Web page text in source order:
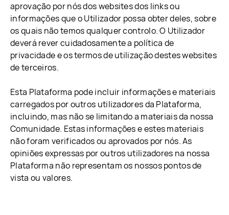
aprovação por nós dos websites dos links ou
informações que o Utilizador possa obter deles, sobre
os quais não temos qualquer controlo. O Utilizador
deverá rever cuidadosamente a política de
privacidade e os termos de utilização destes websites
de terceiros.
Esta Plataforma pode incluir informações e materiais
carregados por outros utilizadores da Plataforma,
incluindo, mas não se limitando a materiais da nossa
Comunidade. Estas informações e estes materiais
não foram verificados ou aprovados por nós. As
opiniões expressas por outros utilizadores na nossa
Plataforma não representam os nossos pontos de
vista ou valores.